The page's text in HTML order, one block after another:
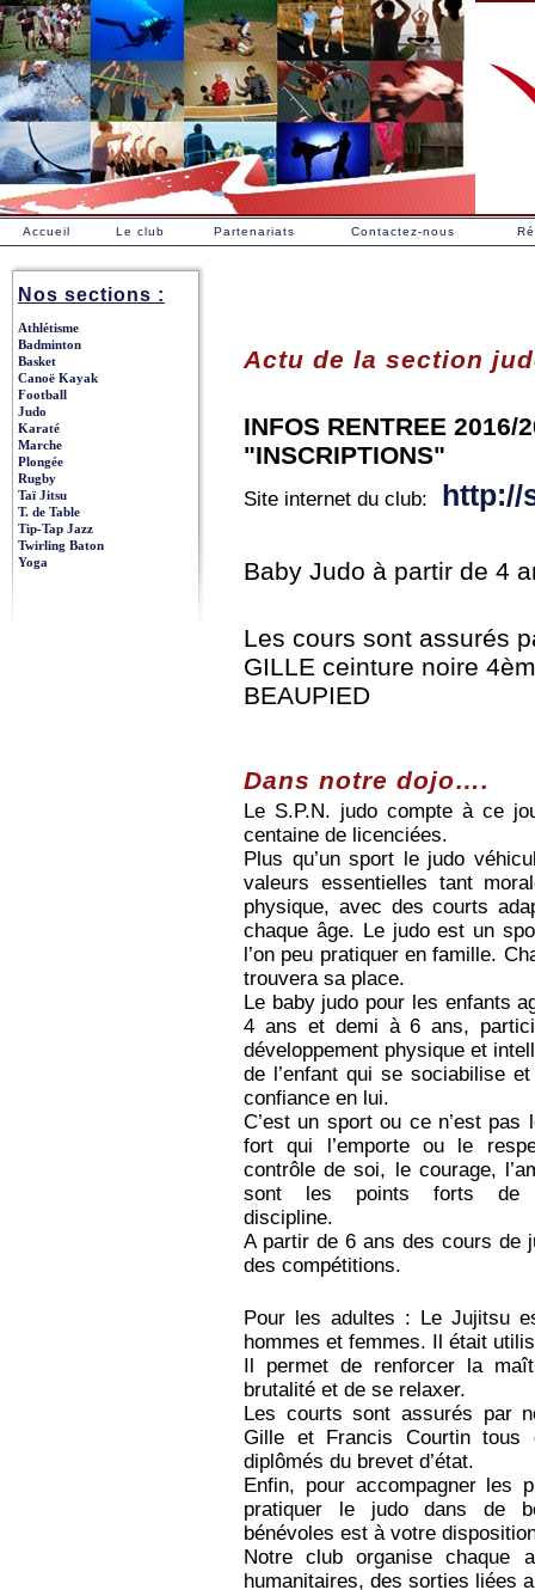
Accueil Le club Partenariats Contactez-nous
Nos sections :
Athlétisme
Badminton
Basket
Canoë Kayak
Football
Judo
Karaté
Marche
Plongée
Rugby
Taï Jitsu
T. de Table
Tip-Tap Jazz
Twirling Baton
Yoga
Actu de la section
INFOS RENTREE 2016/
"INSCRIPTIONS"
Site internet du club: http://
Baby Judo à partir de 4
Les cours sont assurés
GILLE ceinture noire
BEAUPIED
Dans notre dojo….
Le S.P.N. judo compte à ce
centaine de licenciées.
Plus qu’un sport le judo
valeurs essentielles tant
physique, avec des courts
chaque âge. Le judo est un
l’on peu pratiquer en famille.
trouvera sa place.
Le baby judo pour les enfants
4 ans et demi à 6 ans,
développement physique et
de l’enfant qui se sociabilise
confiance en lui.
C’est un sport ou ce n’est pas
fort qui l’emporte ou le
contrôle de soi, le courage,
sont les points forts de
discipline.
A partir de 6 ans des cours de
des compétitions.
Pour les adultes : Le Jujitsu
hommes et femmes. Il était
Il permet de renforcer la
brutalité et de se relaxer.
Les courts sont assurés par
Gille et Francis Courtin
diplômés du brevet d’état.
Enfin, pour accompagner les
pratiquer le judo dans de
bénévoles est à votre
Notre club organise chaque
humanitaires, des sorties liées